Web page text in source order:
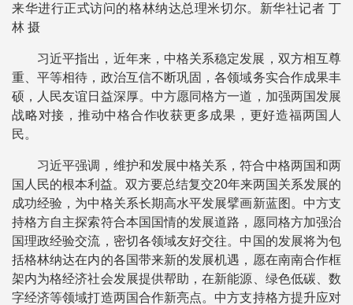
来华进行正式访问的格林纳达总理米切尔。新华社记者 丁
林 摄
习近平指出，近年来，中格关系稳定发展，双方相互尊
重、平等相待，政治互信不断巩固，各领域务实合作成果丰
硕，人民友谊日益深厚。中方愿同格方一道，加强两国发展
战略对接，推动中格合作收获更多成果，更好造福两国人
民。
习近平强调，维护和发展中格关系，符合中格两国和两
国人民的根本利益。双方要总结复交20年来两国关系发展的
成功经验，为中格关系长期高水平发展擘画新蓝图。中方支
持格方自主探索符合本国国情的发展道路，愿同格方加强治
国理政经验交流，密切各领域友好交往。中国的发展将为包
括格林纳达在内的各国带来新的发展机遇，愿在南南合作框
架内为格经济社会发展提供帮助，在新能源、绿色低碳、数
字经济等领域打造两国合作新亮点。中方支持格方提升应对